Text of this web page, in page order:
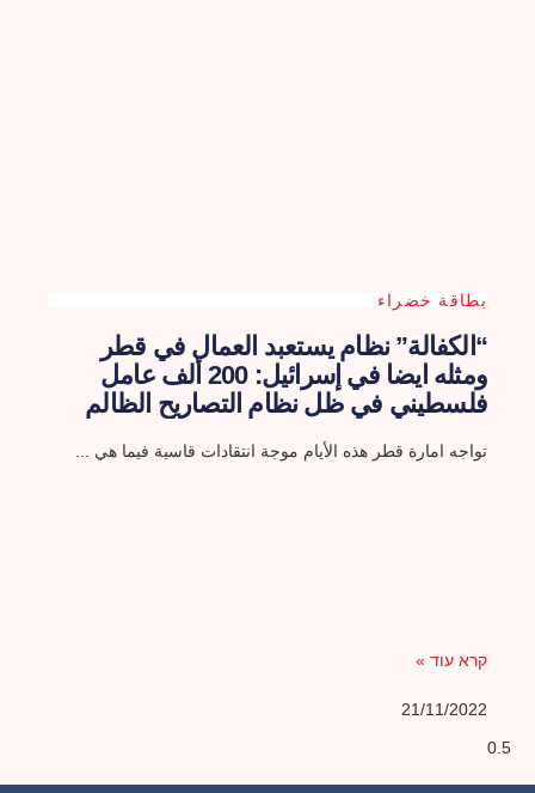
بطاقة خضراء
“الكفالة” نظام يستعبد العمال في قطر
ومثله ايضا في إسرائيل: 200 ألف عامل
فلسطيني في ظل نظام التصاريح الظالم
تواجه امارة قطر هذه الأيام موجة انتقادات قاسية فيما هي
קרא עוד »
21/11/2022